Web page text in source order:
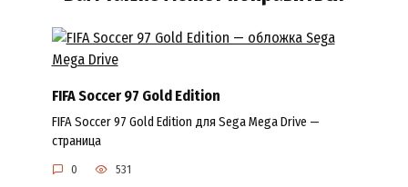
FIFA Soccer 97 Gold Edition
FIFA Soccer 97 Gold Edition для Sega Mega Drive —
страница
0 531